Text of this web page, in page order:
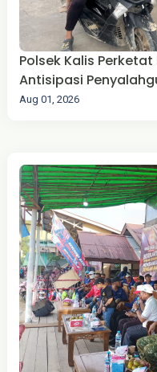
Polsek Kalis Perketat
Antisipasi
Aug 01, 2026